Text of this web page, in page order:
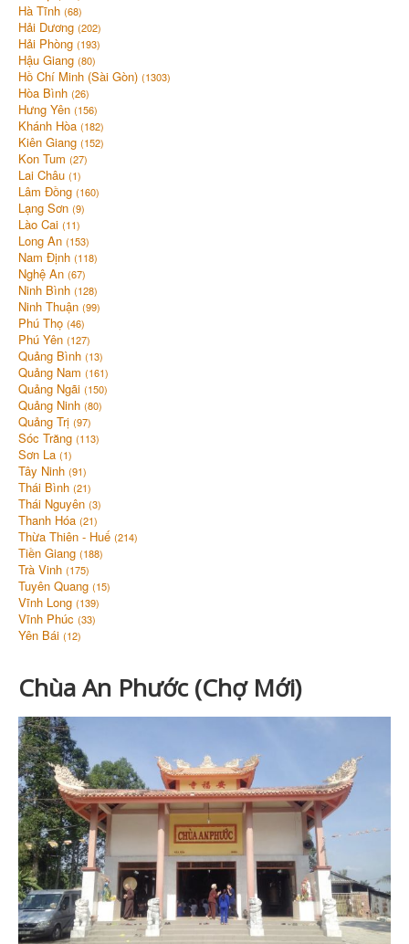
Hà Tĩnh (68)
Hải Dương (202)
Hải Phòng (193)
Hậu Giang (80)
Hồ Chí Minh (Sài Gòn) (1303)
Hòa Bình (26)
Hưng Yên (156)
Khánh Hòa (182)
Kiên Giang (152)
Kon Tum (27)
Lai Châu (1)
Lâm Đồng (160)
Lạng Sơn (9)
Lào Cai (11)
Long An (153)
Nam Định (118)
Nghệ An (67)
Ninh Bình (128)
Ninh Thuận (99)
Phú Thọ (46)
Phú Yên (127)
Quảng Bình (13)
Quảng Nam (161)
Quảng Ngãi (150)
Quảng Ninh (80)
Quảng Trị (97)
Sóc Trăng (113)
Sơn La (1)
Tây Ninh (91)
Thái Bình (21)
Thái Nguyên (3)
Thanh Hóa (21)
Thừa Thiên - Huế (214)
Tiền Giang (188)
Trà Vinh (175)
Tuyên Quang (15)
Vĩnh Long (139)
Vĩnh Phúc (33)
Yên Bái (12)
Chùa An Phước (Chợ Mới)